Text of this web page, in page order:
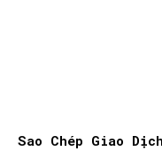
Sao Chép Giao